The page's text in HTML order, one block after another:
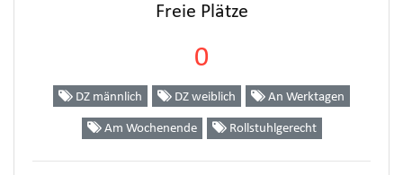
Freie Plätze
0
DZ männlich DZ weiblich An Werktagen
Am Wochenende Rollstuhlgerecht